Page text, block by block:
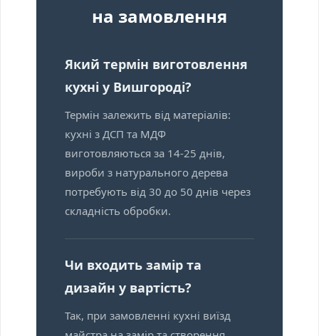
на замовлення
Який термін виготовлення
кухні у Вишгороді?
Термін залежить від матеріалів:
кухні з ДСП та МДФ
виготовляються за 14-25 днів,
вироби з натурального дерева
потребують від 30 до 50 днів через
складність обробки.
Чи входить замір та
дизайн у вартість?
Так, при замовленні кухні виїзд